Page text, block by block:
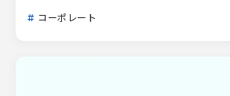
コーポレート